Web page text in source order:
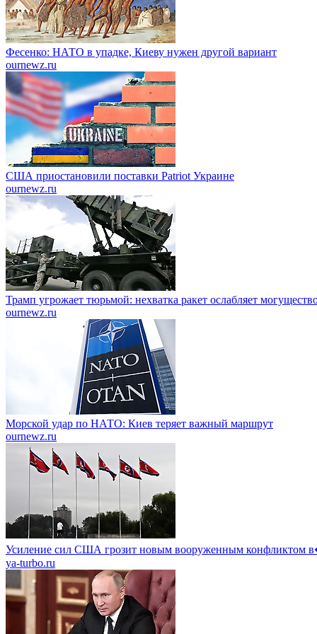
Фесенко: НАТО в упадке, Киеву нужен другой вариант
ournewz.ru
США приостановили поставки Patriot Украине
ournewz.ru
Трамп угрожает тюрьмой: нехватка ракет ослабляет
ournewz.ru
Морской удар по НАТО: Киев теряет важный маршрут
ournewz.ru
Усиление сил США грозит новым вооруженным
ya-turbo.ru